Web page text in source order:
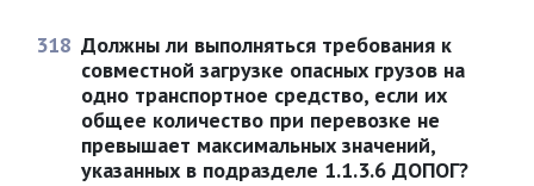
318 Должны ли выполняться требования к
совместной загрузке опасных грузов на
одно транспортное средство, если их
общее количество при перевозке не
превышает максимальных значений,
указанных в подразделе 1.1.3.6 ДОПОГ?